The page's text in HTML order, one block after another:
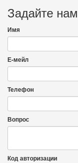
Задайте
Имя
Е-мейл
Телефон
Вопрос
Код авторизации